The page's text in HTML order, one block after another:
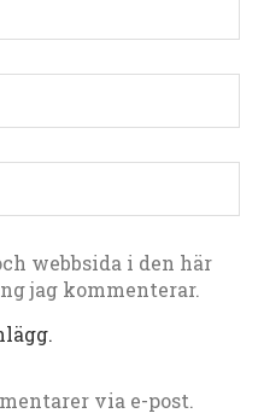
webbsida i den här
jag kommenterar.
via e-post.